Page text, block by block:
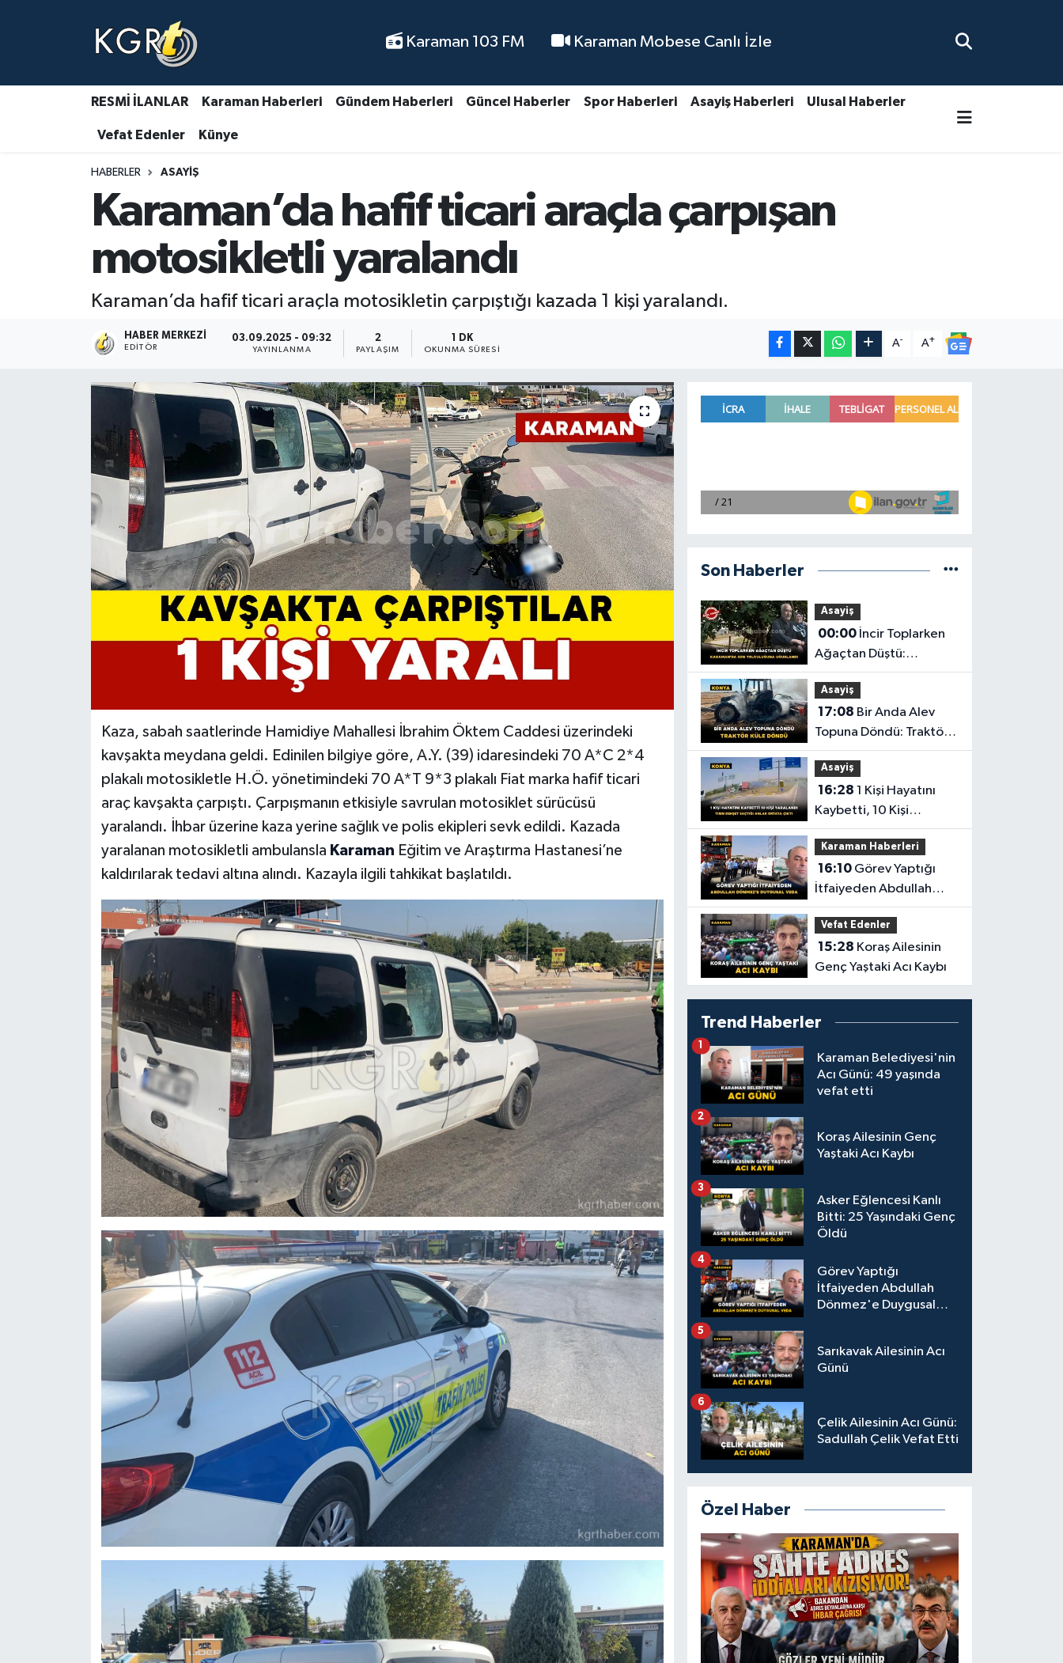
Karaman 103 FM Karaman Mobese Canlı İzle
RESMİ İLANLAR Karaman Haberleri Gündem Haberleri Güncel Haberler Spor Haberleri Asayiş Haberleri Ulusal Haberler
Vefat Edenler Künye
HABERLER ASAYIŞ
Karaman’da hafif ticari araçla çarpışan
motosikletli yaralandı
Karaman’da hafif ticari araçla motosikletin çarpıştığı kazada 1 kişi yaralandı.
HABER MERKEZI
EDITÖR
03.09.2025 - 09:32
YAYINLANMA
2
PAYLAŞIM
1 DK
OKUNMA SÜRESI
A- A+
Kaza, sabah saatlerinde Hamidiye Mahallesi İbrahim Öktem Caddesi üzerindeki
kavşakta meydana geldi. Edinilen bilgiye göre, A.Y. (39) idaresindeki 70 A*C 2*4
plakalı motosikletle H.Ö. yönetimindeki 70 A*T 9*3 plakalı Fiat marka hafif ticari
araç kavşakta çarpıştı. Çarpışmanın etkisiyle savrulan motosiklet sürücüsü
yaralandı. İhbar üzerine kaza yerine sağlık ve polis ekipleri sevk edildi. Kazada
yaralanan motosikletli ambulansla Karaman Eğitim ve Araştırma Hastanesi’ne
kaldırılarak tedavi altına alındı. Kazayla ilgili tahkikat başlatıldı.
Son Haberler
Asayiş
00:00İncir Toplarken
Ağaçtan Düştü:
Karaman'da Son
Yolculuğuna Uğurlandı
Asayiş
17:08
Topuna Döndü: Traktör
Küle Döndü
Asayiş
16:28
Kaybetti, 10 Kişi
Yaralandı! Tırın Dehşet
Saçtığı Anlar Ortaya
Çıktı
Karaman Haberleri
16:10Görev Yaptığı
İtfaiyeden Abdullah
Dönmez'e Duygusal
Veda
Vefat Edenler
15:28
Genç Yaştaki Acı Kaybı
Trend Haberler
Karaman Belediyesi'nin
Acı Günü: 49 yaşında
vefat etti
1
Koraş Ailesinin Genç
Yaştaki Acı Kaybı
2
Asker Eğlencesi Kanlı
Bitti: 25 Yaşındaki Genç
Öldü
3
Görev Yaptığı
İtfaiyeden Abdullah
Dönmez'e Duygusal
4
Sarıkavak Ailesinin Acı
Günü
5
Çelik Ailesinin Acı Günü:
Sadullah Çelik Vefat Etti
6
Özel Haber
Karaman Haberleri
Gündem Haberleri
Güncel Haberler
Asayiş Haberleri
Ulusal Haberler
Vefat Edenler